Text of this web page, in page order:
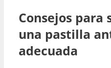
Consejos para
una pastilla
adecuada